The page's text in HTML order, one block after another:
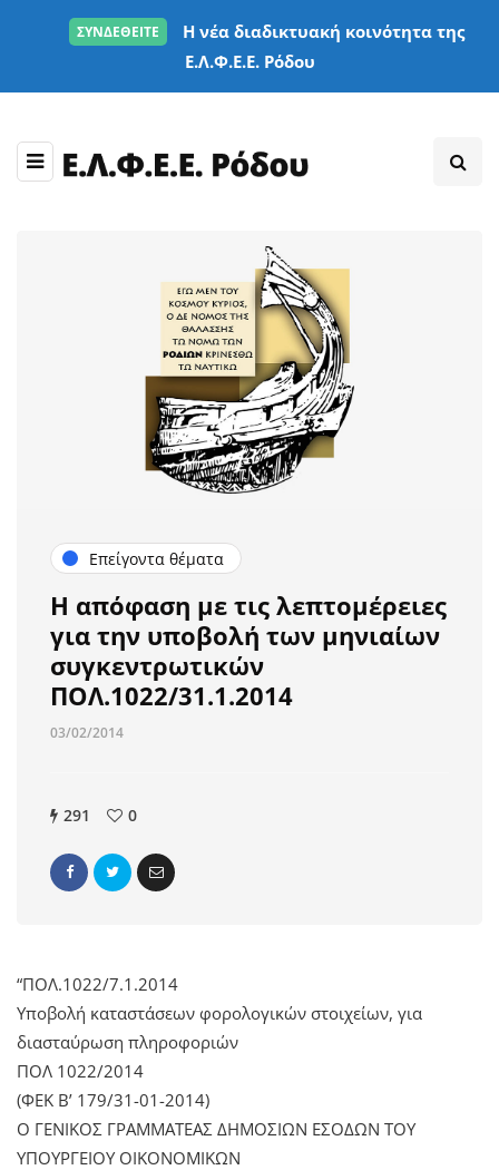
ΣΥΝΔΕΘΕΙΤΕ
Η νέα διαδικτυακή κοινότητα της
Ε.Λ.Φ.Ε.Ε. Ρόδου
Επείγοντα θέματα
Η απόφαση με τις λεπτομέρειες
για την υποβολή των μηνιαίων
συγκεντρωτικών
ΠΟΛ.1022/31.1.2014
03/02/2014
291 0
“ΠΟΛ.1022/7.1.2014
Υποβολή καταστάσεων φορολογικών στοιχείων, για
διασταύρωση πληροφοριών
ΠΟΛ 1022/2014
(ΦΕΚ Β’ 179/31-01-2014)
Ο ΓΕΝΙΚΟΣ ΓΡΑΜΜΑΤΕΑΣ ΔΗΜΟΣΙΩΝ ΕΣΟΔΩΝ ΤΟΥ
ΥΠΟΥΡΓΕΙΟΥ ΟΙΚΟΝΟΜΙΚΩΝ